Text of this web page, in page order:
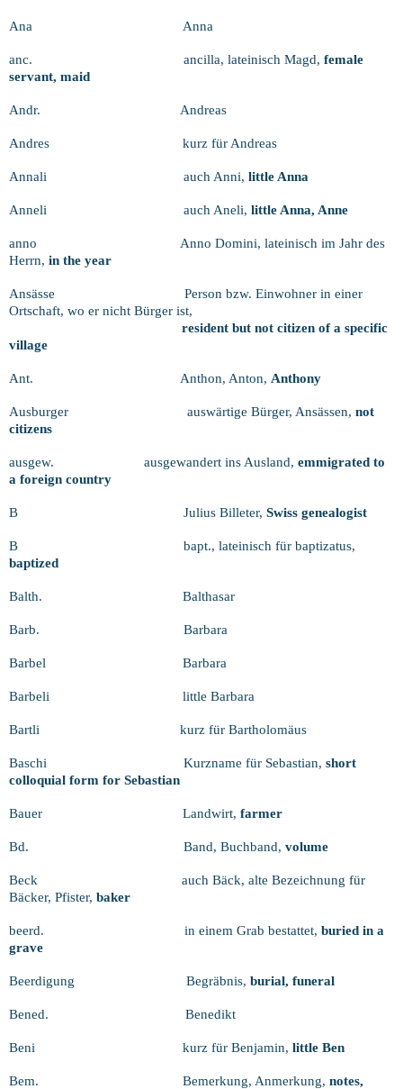
Ana Anna
anc. ancilla, lateinisch Magd, female
servant, maid
Andr. Andreas
Andres kurz für Andreas
Annali auch Anni, little Anna
Anneli auch Aneli, little Anna, Anne
anno
Anno Domini, lateinisch im Jahr des
Herrn, in the year
Ansässe
Person bzw. Einwohner in einer
Ortschaft, wo er nicht Bürger ist,
resident but not citizen of a specific
village
Ant. Anthon, Anton, Anthony
Ausburger auswärtige Bürger, Ansässen, not
citizens
ausgew. ausgewandert ins Ausland, emmigrated to
a foreign country
B Julius Billeter, Swiss genealogist
B
bapt., lateinisch für baptizatus,
baptized
Balth. Balthasar
Barb. Barbara
Barbel Barbara
Barbeli little Barbara
Bartli kurz für Bartholomäus
Baschi Kurzname für Sebastian, short
colloquial form for Sebastian
Bauer Landwirt, farmer
Bd. Band, Buchband, volume
Beck
auch Bäck, alte Bezeichnung für
Bäcker, Pfister, baker
beerd. in einem Grab bestattet, buried in a
grave
Beerdigung Begräbnis, burial, funeral
Bened. Benedikt
Beni kurz für Benjamin, little Ben
Bem. Bemerkung, Anmerkung, notes,